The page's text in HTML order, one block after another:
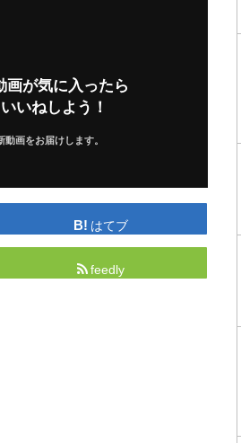
画が気に入ったら
いいねしよう！
動画をお届けします。
はてブ
feedly